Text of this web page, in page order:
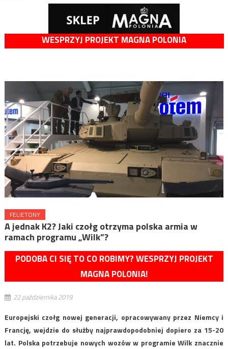
WESPRZYJ PROJEKT MAGNA POLONIA
FELIETONY
A jednak K2? Jaki czołg otrzyma polska armia w
ramach programu „Wilk”?
PODOBA CI SIĘ TO CO ROBIMY? WESPRZYJ PROJEKT
MAGNA POLONIA!
22 października 2019
Europejski czołg nowej generacji, opracowywany przez Niemcy i
Francję, wejdzie do służby najprawdopodobniej dopiero za 15-20
lat. Polska potrzebuje nowych wozów w programie Wilk znacznie